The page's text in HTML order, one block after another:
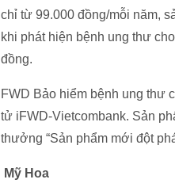
chỉ từ 99.000 đồng/mỗi năm,
khi phát hiện bệnh ung thư
đồng.
FWD Bảo hiểm bệnh ung thư
tử iFWD-Vietcombank. Sản
thưởng “Sản phẩm mới đột
Mỹ Hoa